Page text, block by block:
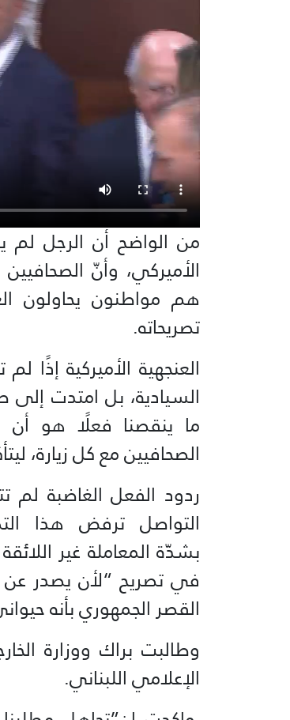
من الواضح أن الرجل
الأميركي، وأنّ
هم مواطنون
تصريحاته.
العنجهية الأميركية إذًا
السيادية، بل امتدت
ما ينقصنا فعلًا هو أن
الصحافيين مع كل زيارة،
ردود الفعل الغاضبة لم
التواصل ترفض هذا
بشدّة المعاملة غير
في تصريح “لأن يصدر
القصر الجمهوري بأنه
وطالبت براك ووزارة
الإعلامي اللبناني.